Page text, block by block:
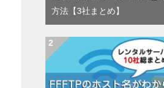
方法【3社まとめ】